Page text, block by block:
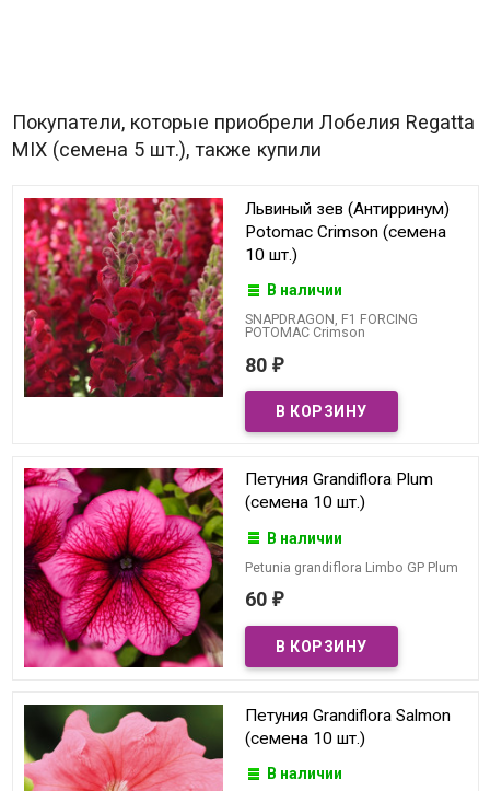
Покупатели, которые приобрели Лобелия Regatta
MIX (семена 5 шт.), также купили
Львиный зев (Антирринум)
Potomac Crimson (семена
10 шт.)
В наличии
SNAPDRAGON, F1 FORCING
POTOMAC Crimson
80 ₽
Петуния Grandiflora Plum
(семена 10 шт.)
В наличии
Petunia grandiflora Limbo GP Plum
60 ₽
Петуния Grandiflora Salmon
(семена 10 шт.)
В наличии